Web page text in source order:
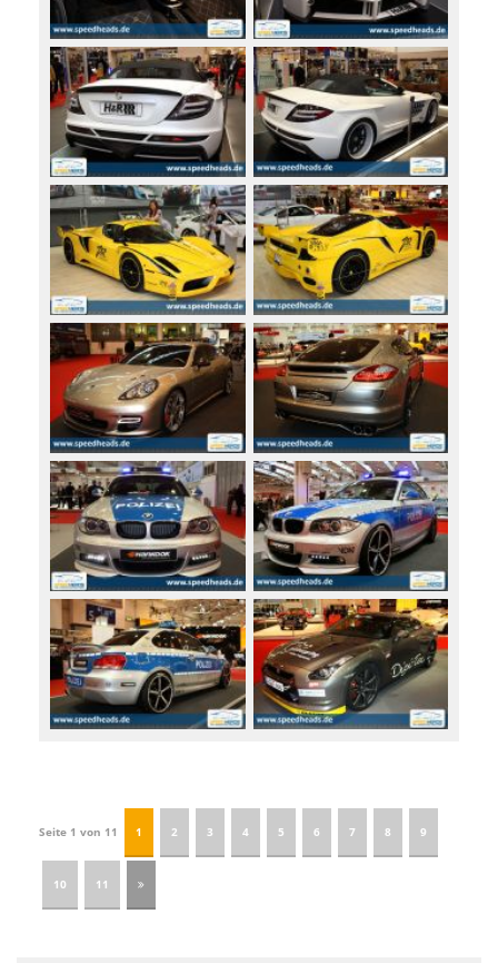
Seite 1 von 11 1 2 3 4 5 6 7 8 9
10 11